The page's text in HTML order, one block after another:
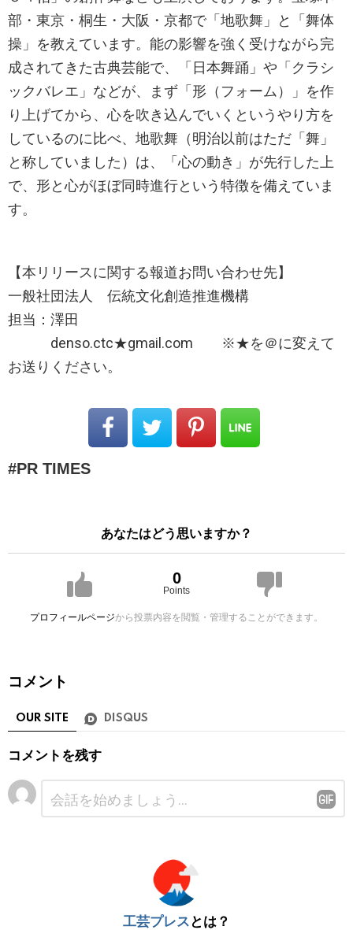
部・東京・桐生・大阪・京都で「地歌舞」と「舞体
操」を教えています。能の影響を強く受けながら完
成されてきた古典芸能で、「日本舞踊」や「クラシ
ックバレエ」などが、まず「形（フォーム）」を作
り上げてから、心を吹き込んでいくというやり方を
しているのに比べ、地歌舞（明治以前はただ「舞」
と称していました）は、「心の動き」が先行した上
で、形と心がほぼ同時進行という特徴を備えていま
す。
【本リリースに関する報道お問い合わせ先】
一般社団法人 伝統文化創造推進機構
担当：澤田
denso.ctc★gmail.com ※★を＠に変えて
お送りください。
PR TIMES
あなたはどう思いますか？
0
Points
プロフィールページから投票内容を閲覧・管理することができます。
コメント
OUR SITE DISQUS
コメントを残す
工芸プレス とは？